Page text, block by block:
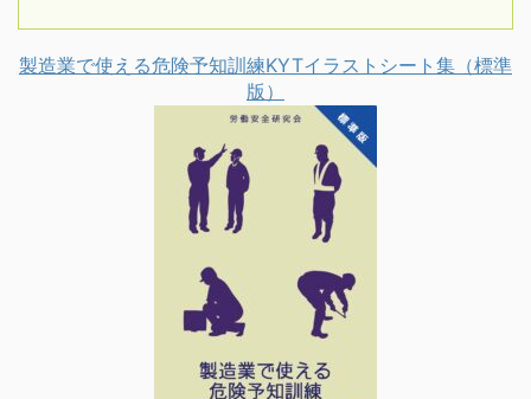
製造業で使える危険予知訓練KYTイラストシート集（標準
版）